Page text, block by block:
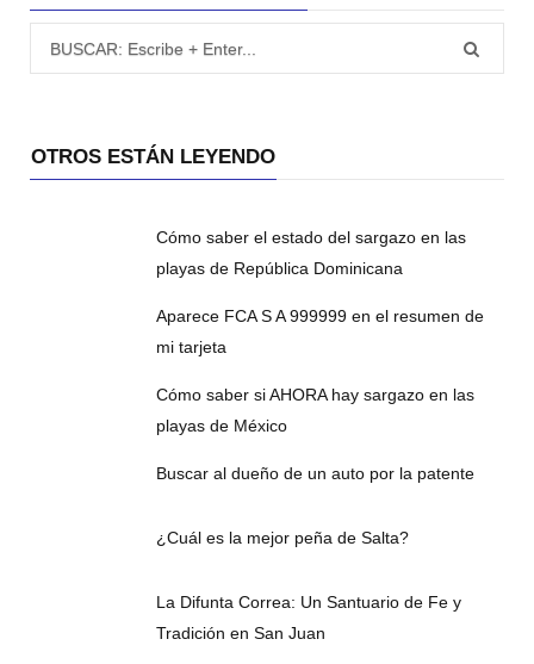
OTROS ESTÁN LEYENDO
Cómo saber el estado del sargazo en las
playas de República Dominicana
Aparece FCA S A 999999 en el resumen de
mi tarjeta
Cómo saber si AHORA hay sargazo en las
playas de México
Buscar al dueño de un auto por la patente
¿Cuál es la mejor peña de Salta?
La Difunta Correa: Un Santuario de Fe y
Tradición en San Juan